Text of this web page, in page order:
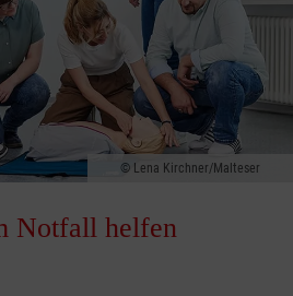
Lena Kirchner/Malteser
Notfall helfen